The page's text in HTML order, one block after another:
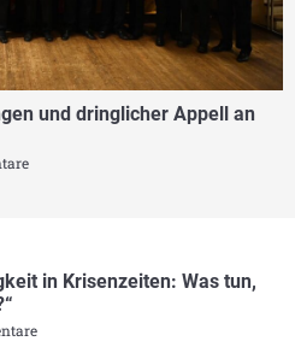
und dringlicher Appell an
in Krisenzeiten: Was tun,